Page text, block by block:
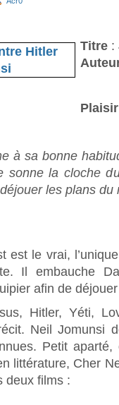
Titre :
à sa bonne
sonne la cloche
les plans
est le vrai,
Il embauche
afin de
Hitler, Yéti,
Neil Jomunsi
Petit
littérature, Cher
deux films :